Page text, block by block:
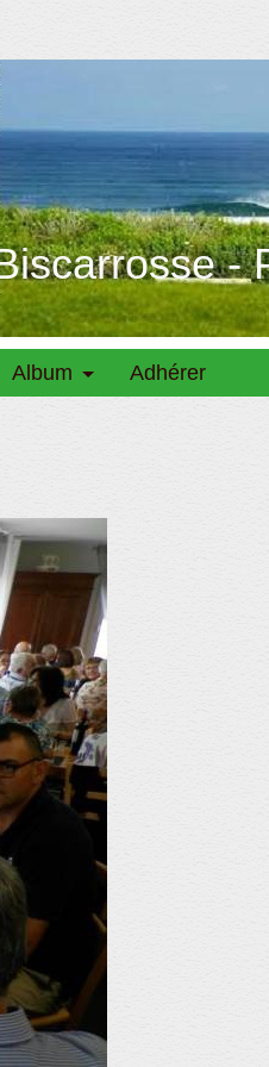
-
Album Adhérer